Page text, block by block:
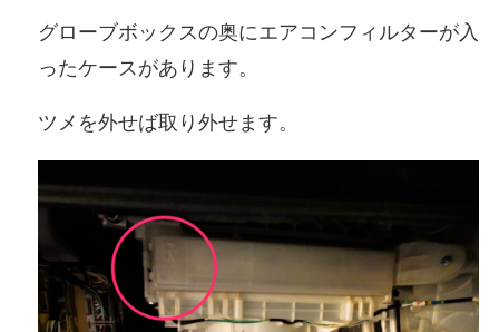
グローブボックスの奥にエアコンフィルターが入
ったケースがあります。
ツメを外せば取り外せます。